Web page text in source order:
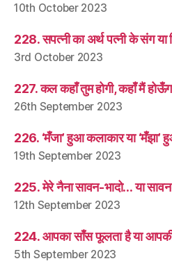
10th October 2023
228. सपत्नी का अर्थ पत्नी के संग या
3rd October 2023
227. कल कहाँ तुम होगी, कहाँ मैं
26th September 2023
226. ‘मँजा’ हुआ कलाकार या ‘मँझा’
19th September 2023
225. मेरे नैना सावन-भादो… या
12th September 2023
224. आपका साँस फूलता है या
5th September 2023